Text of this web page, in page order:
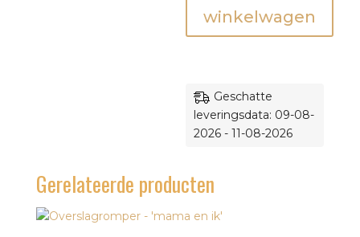
rompertje'
aantal
winkelwagen
Geschatte
leveringsdata: 09-08-
2026 - 11-08-2026
Gerelateerde producten